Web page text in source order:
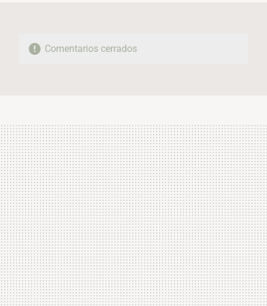
Comentarios cerrados